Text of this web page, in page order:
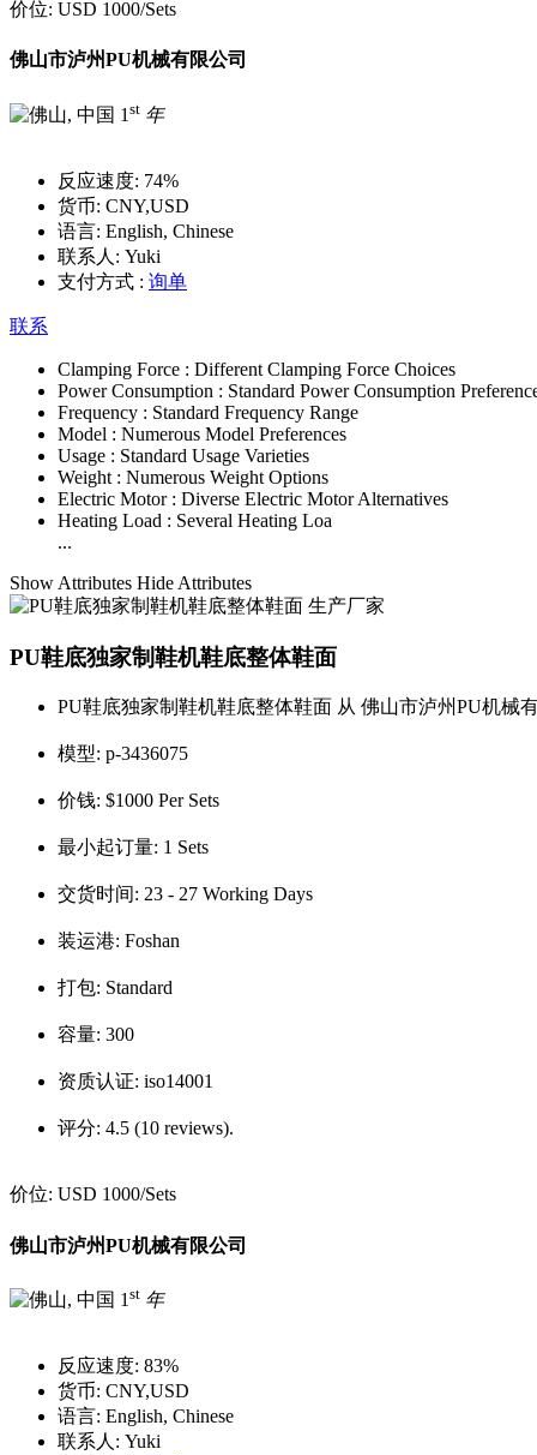
价位: USD 1000/Sets
佛山市泸州PU机械有限公司
1 st 年
反应速度: 74%
货币: CNY,USD
语言: English, Chinese
联系人: Yuki
支付方式 : 询单
联系
Clamping Force : Different Clamping Force Choices
Power Consumption : Standard Power Consumption
Frequency : Standard Frequency Range
Model : Numerous Model Preferences
Usage : Standard Usage Varieties
Weight : Numerous Weight Options
Electric Motor : Diverse Electric Motor Alternatives
Heating Load : Several Heating Loa
...
Show Attributes Hide Attributes
PU鞋底独家制鞋机鞋底整体鞋面
PU鞋底独家制鞋机鞋底整体鞋面 从 佛山市泸州PU机械
模型: p-3436075
价钱: $1000 Per Sets
最小起订量: 1 Sets
交货时间: 23 - 27 Working Days
装运港: Foshan
打包: Standard
容量: 300
资质认证: iso14001
评分: 4.5 (10 reviews).
价位: USD 1000/Sets
佛山市泸州PU机械有限公司
1 st 年
反应速度: 83%
货币: CNY,USD
语言: English, Chinese
联系人: Yuki